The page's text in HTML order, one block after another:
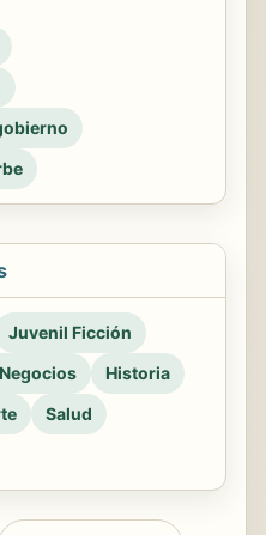
Juvenil Ficción
Historia
Salud